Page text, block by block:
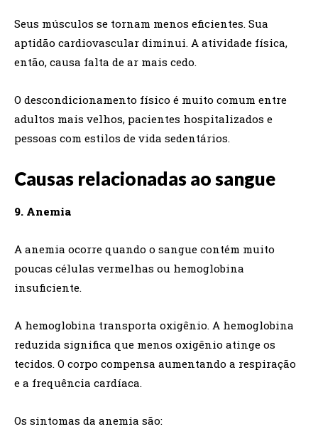
Seus músculos se tornam menos eficientes. Sua
aptidão cardiovascular diminui. A atividade física,
então, causa falta de ar mais cedo.
O descondicionamento físico é muito comum entre
adultos mais velhos, pacientes hospitalizados e
pessoas com estilos de vida sedentários.
Causas relacionadas ao sangue
9. Anemia
A anemia ocorre quando o sangue contém muito
poucas células vermelhas ou hemoglobina
insuficiente.
A hemoglobina transporta oxigênio. A hemoglobina
reduzida significa que menos oxigênio atinge os
tecidos. O corpo compensa aumentando a respiração
e a frequência cardíaca.
Os sintomas da anemia são: